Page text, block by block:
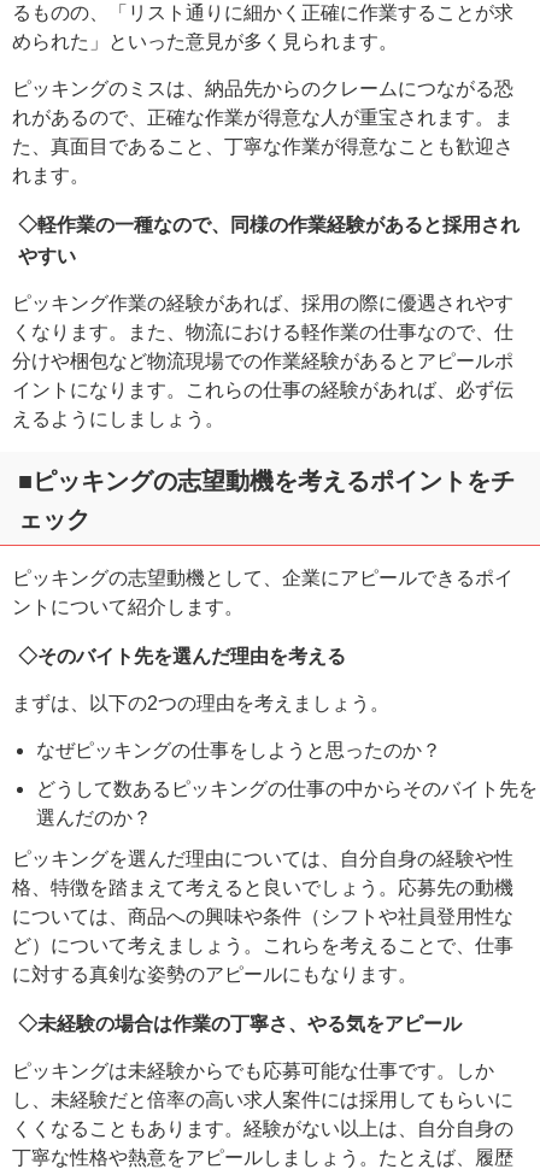
るものの、「リスト通りに細かく正確に作業することが求
められた」といった意見が多く見られます。
ピッキングのミスは、納品先からのクレームにつながる恐
れがあるので、正確な作業が得意な人が重宝されます。ま
た、真面目であること、丁寧な作業が得意なことも歓迎さ
れます。
◇軽作業の一種なので、同様の作業経験があると採用され
やすい
ピッキング作業の経験があれば、採用の際に優遇されやす
くなります。また、物流における軽作業の仕事なので、仕
分けや梱包など物流現場での作業経験があるとアピールポ
イントになります。これらの仕事の経験があれば、必ず伝
えるようにしましょう。
■ピッキングの志望動機を考えるポイントをチ
ェック
ピッキングの志望動機として、企業にアピールできるポイ
ントについて紹介します。
◇そのバイト先を選んだ理由を考える
まずは、以下の2つの理由を考えましょう。
なぜピッキングの仕事をしようと思ったのか？
どうして数あるピッキングの仕事の中からそのバイト先を
選んだのか？
ピッキングを選んだ理由については、自分自身の経験や性
格、特徴を踏まえて考えると良いでしょう。応募先の動機
については、商品への興味や条件（シフトや社員登用性な
ど）について考えましょう。これらを考えることで、仕事
に対する真剣な姿勢のアピールにもなります。
◇未経験の場合は作業の丁寧さ、やる気をアピール
ピッキングは未経験からでも応募可能な仕事です。しか
し、未経験だと倍率の高い求人案件には採用してもらいに
くくなることもあります。経験がない以上は、自分自身の
丁寧な性格や熱意をアピールしましょう。たとえば、履歴